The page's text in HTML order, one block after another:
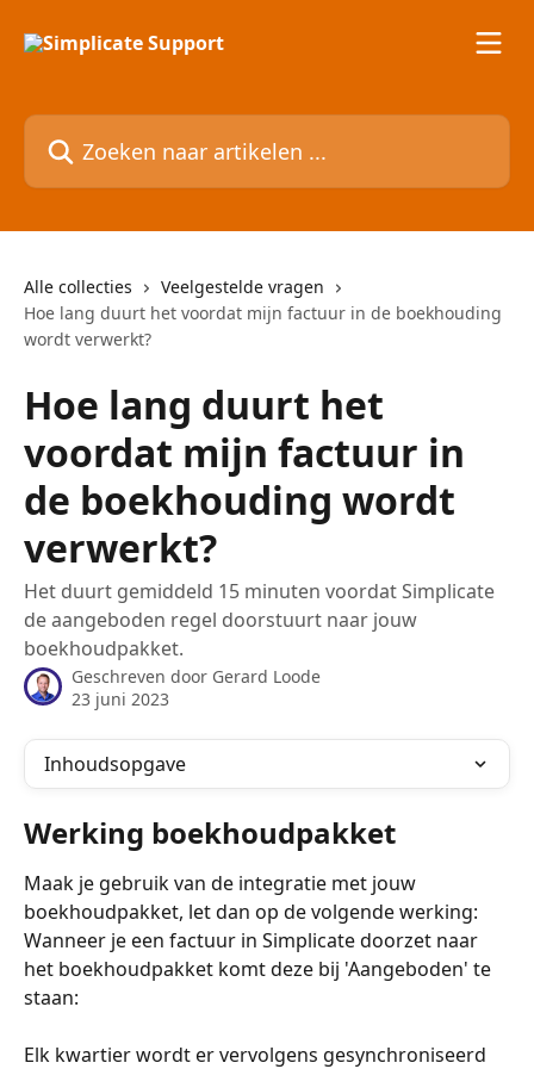
Zoeken naar artikelen ...
Alle collecties
Veelgestelde vragen
Hoe lang duurt het voordat mijn factuur in de boekhouding
wordt verwerkt?
Hoe lang duurt het
voordat mijn factuur in
de boekhouding wordt
verwerkt?
Het duurt gemiddeld 15 minuten voordat Simplicate
de aangeboden regel doorstuurt naar jouw
boekhoudpakket.
Geschreven door Gerard Loode
23 juni 2023
Inhoudsopgave
Werking boekhoudpakket
Maak je gebruik van de integratie met jouw
boekhoudpakket, let dan op de volgende werking:
Wanneer je een factuur in Simplicate doorzet naar
het boekhoudpakket komt deze bij 'Aangeboden' te
staan:
Elk kwartier wordt er vervolgens gesynchroniseerd